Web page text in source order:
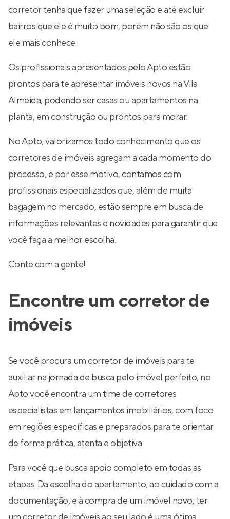
corretor tenha que fazer uma seleção e até excluir
bairros que ele é muito bom, porém não são os que
ele mais conhece.
Os profissionais apresentados pelo Apto estão
prontos para te apresentar imóveis novos na Vila
Almeida, podendo ser casas ou apartamentos na
planta, em construção ou prontos para morar.
No Apto, valorizamos todo conhecimento que os
corretores de imóveis agregam a cada momento do
processo, e por esse motivo, contamos com
profissionais especializados que, além de muita
bagagem no mercado, estão sempre em busca de
informações relevantes e novidades para garantir que
você faça a melhor escolha.
Conte com a gente!
Encontre um corretor de
imóveis
Se você procura um corretor de imóveis para te
auxiliar na jornada de busca pelo imóvel perfeito, no
Apto você encontra um time de corretores
especialistas em lançamentos imobiliários, com foco
em regiões específicas e preparados para te orientar
de forma prática, atenta e objetiva.
Para você que busca apoio completo em todas as
etapas. Da escolha do apartamento, ao cuidado com a
documentação, e à compra de um imóvel novo, ter